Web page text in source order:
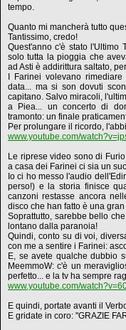
tempo.
Quanto mi mancherà tutto
Tantissimo, credo!
Quest'anno c'è stato l'Ultimo
solo tutta la pioggia che
ad Asti è addirittura saltato,
I Farinei volevano
data... ma si son dovuti
capitano. Salvo miracoli,
a Piea... un concerto di
tramonto: un finale
Per prolungare il ricordo,
www.youtube.com/
Le riprese video sono di
a casa dei Farinei ci sia un
Io ci ho messo l'audio
perso!) e la storia finisce
canzoni restasse ancora
disco che han fatto è una
Soprattutto, sarebbe bello
lontano dalla paranoia!
Quindi, conto su di voi,
con me a sentire i Farinei:
E, se avete qualche dubbio
MeemmoW: c'è un
perfetto... e la tv ha sempre
www.youtube.com/
E quindi, portate avanti il
E gridate in coro: "GRAZIE